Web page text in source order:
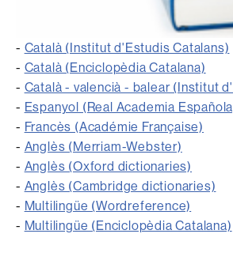
- Català (Institut d'Estudis Catalans)
- Català (Enciclopèdia Catalana)
- Català - valencià - balear (Institut
- Espanyol (Real Academia
- Francès (Académie Française)
- Anglès (Merriam-Webster)
- Anglès (Oxford dictionaries)
- Anglès (Cambridge dictionaries)
- Multilingüe (Wordreference)
- Multilingüe (Enciclopèdia Catalana)